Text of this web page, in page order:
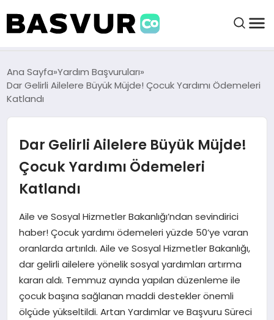
BAŞVURULAR
BAYILIKLER
HABERLER
İŞ FIKIRLERI
KRIPTO HABER
Ana Sayfa Yardım Başvuruları
Dar Gelirli Ailelere Büyük Müjde! Çocuk Yardımı Ödemeleri
Katlandı
Dar Gelirli Ailelere Büyük Müjde!
Çocuk Yardımı Ödemeleri
Katlandı
Aile ve Sosyal Hizmetler Bakanlığı’ndan sevindirici
haber! Çocuk yardımı ödemeleri yüzde 50’ye varan
oranlarda artırıldı. Aile ve Sosyal Hizmetler Bakanlığı,
dar gelirli ailelere yönelik sosyal yardımları artırma
kararı aldı. Temmuz ayında yapılan düzenleme ile
çocuk başına sağlanan maddi destekler önemli
ölçüde yükseltildi. Artan Yardımlar ve Başvuru Süreci